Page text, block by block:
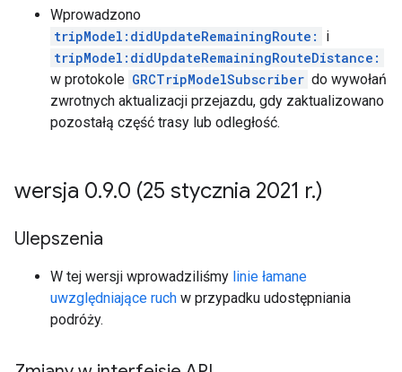
Wprowadzono
tripModel:didUpdateRemainingRoute:
i
tripModel:didUpdateRemainingRouteDistance:
w protokole GRCTripModelSubscriber do wywołań
zwrotnych aktualizacji przejazdu, gdy zaktualizowano
pozostałą część trasy lub odległość.
wersja 0.9.0 (25 stycznia 2021 r.)
Ulepszenia
W tej wersji wprowadziliśmy linie łamane
uwzględniające ruch w przypadku udostępniania
podróży.